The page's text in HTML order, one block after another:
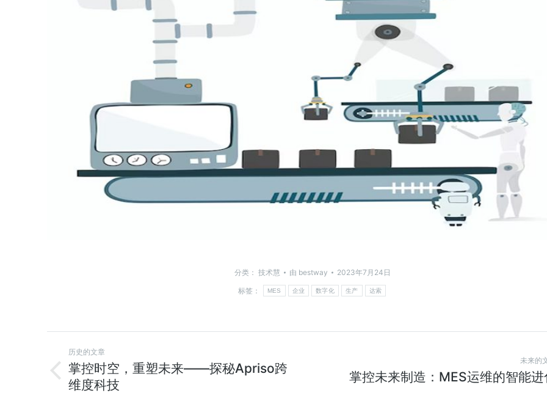
分类： 技术慧 由 bestway
2023年7月24日
标签：
MES 企业 数字化 生产 达索
历史的文章
掌控时空，重塑未来——探秘Apriso跨
维度科技
未来的
掌控未来制造：MES运维的智能进